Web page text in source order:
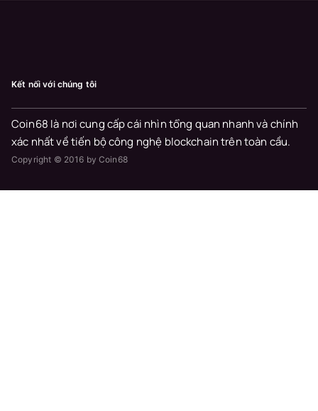
Kết nối với chúng tôi
Coin68 là nơi cung cấp cái nhìn tổng quan nhanh và chính
xác nhất về tiến bộ công nghệ blockchain trên toàn cầu.
Copyright © 2016 by Coin68